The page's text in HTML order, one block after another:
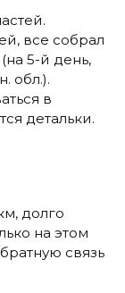
все собрал
5-й день,
обл.).
в
детальки.
долго
на этом
связь